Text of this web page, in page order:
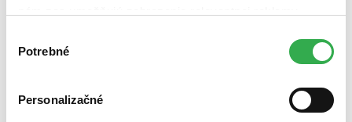
nám pomohlo, keby sme mohli používať všetky tieto
súhlasu
Potrebné
Personalizačné
Top hodnotené